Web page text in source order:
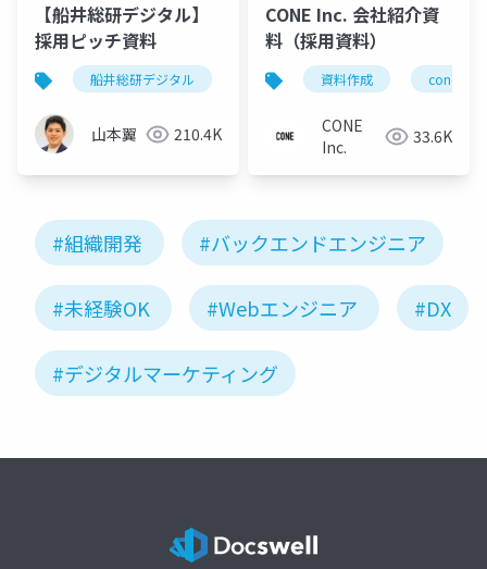
【船井総研デジタル】
採用ピッチ資料
船井総研デジタル 採用ピッチ資料 会社紹介
山本翼 210.4K
CONE Inc. 会社紹介資
料（採用資料）
資料作成 cone
CONE
Inc.
33.6K
#組織開発 #バックエンドエンジニア
#未経験OK #Webエンジニア #DX
#デジタルマーケティング